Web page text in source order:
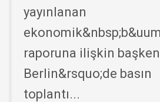
yayınlanan
raporuna ilişkin
Berlin&rsquo;de basın
toplantı...